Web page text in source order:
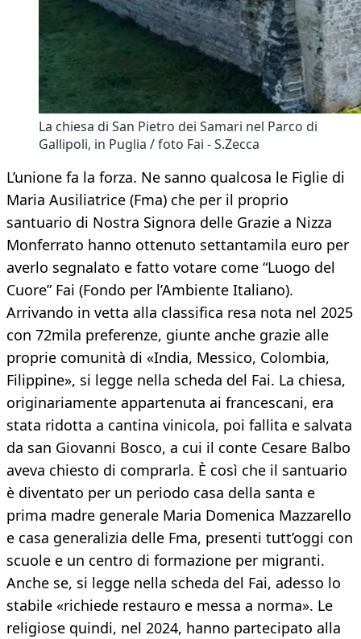
La chiesa di San Pietro dei Samari nel Parco di
Gallipoli, in Puglia / foto Fai - S.Zecca
L’unione fa la forza. Ne sanno qualcosa le Figlie di
Maria Ausiliatrice (Fma) che per il proprio
santuario di Nostra Signora delle Grazie a Nizza
Monferrato hanno ottenuto settantamila euro per
averlo segnalato e fatto votare come “Luogo del
Cuore” Fai (Fondo per l’Ambiente Italiano).
Arrivando in vetta alla classifica resa nota nel 2025
con 72mila preferenze, giunte anche grazie alle
proprie comunità di «India, Messico, Colombia,
Filippine», si legge nella scheda del Fai. La chiesa,
originariamente appartenuta ai francescani, era
stata ridotta a cantina vinicola, poi fallita e salvata
da san Giovanni Bosco, a cui il conte Cesare Balbo
aveva chiesto di comprarla. È così che il santuario
è diventato per un periodo casa della santa e
prima madre generale Maria Domenica Mazzarello
e casa generalizia delle Fma, presenti tutt’oggi con
scuole e un centro di formazione per migranti.
Anche se, si legge nella scheda del Fai, adesso lo
stabile «richiede restauro e messa a norma». Le
religiose quindi, nel 2024, hanno partecipato alla